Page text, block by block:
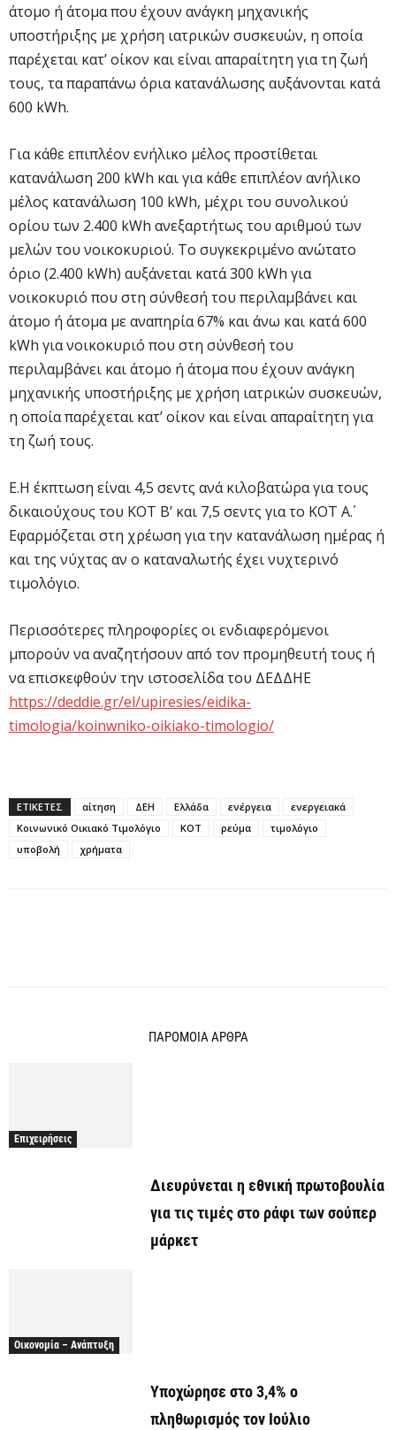
άτομο ή άτομα που έχουν ανάγκη μηχανικής
υποστήριξης με χρήση ιατρικών συσκευών, η οποία
παρέχεται κατ’ οίκον και είναι απαραίτητη για τη ζωή
τους, τα παραπάνω όρια κατανάλωσης αυξάνονται κατά
600 kWh.
Για κάθε επιπλέον ενήλικο μέλος προστίθεται
κατανάλωση 200 kWh και για κάθε επιπλέον ανήλικο
μέλος κατανάλωση 100 kWh, μέχρι του συνολικού
ορίου των 2.400 kWh ανεξαρτήτως του αριθμού των
μελών του νοικοκυριού. Το συγκεκριμένο ανώτατο
όριο (2.400 kWh) αυξάνεται κατά 300 kWh για
νοικοκυριό που στη σύνθεσή του περιλαμβάνει και
άτομο ή άτομα με αναπηρία 67% και άνω και κατά 600
kWh για νοικοκυριό που στη σύνθεσή του
περιλαμβάνει και άτομο ή άτομα που έχουν ανάγκη
μηχανικής υποστήριξης με χρήση ιατρικών συσκευών,
η οποία παρέχεται κατ’ οίκον και είναι απαραίτητη για
τη ζωή τους.
Ε.Η έκπτωση είναι 4,5 σεντς ανά κιλοβατώρα για τους
δικαιούχους του ΚΟΤ Β’ και 7,5 σεντς για το ΚΟΤ Α΄.
Εφαρμόζεται στη χρέωση για την κατανάλωση ημέρας ή
και της νύχτας αν ο καταναλωτής έχει νυχτερινό
τιμολόγιο.
Περισσότερες πληροφορίες οι ενδιαφερόμενοι
μπορούν να αναζητήσουν από τον προμηθευτή τους ή
να επισκεφθούν την ιστοσελίδα του ΔΕΔΔΗΕ
https://deddie.gr/el/upiresies/eidika-
timologia/koinwniko-oikiako-timologio/
ΕΤΙΚΕΤΕΣ αίτηση ΔΕΗ Ελλάδα ενέργεια
ενεργειακά
Κοινωνικό Οικιακό Τιμολόγιο
ΚΟΤ ρεύμα
τιμολόγιο
υποβολή
χρήματα
ΠΑΡΟΜΟΙΑ ΑΡΘΡΑ
Επιχειρήσεις
Διευρύνεται η εθνική πρωτοβουλία
για τις τιμές στο ράφι των σούπερ
μάρκετ
Οικονομία – Ανάπτυξη
Υποχώρησε στο 3,4% ο
πληθωρισμός τον Ιούλιο